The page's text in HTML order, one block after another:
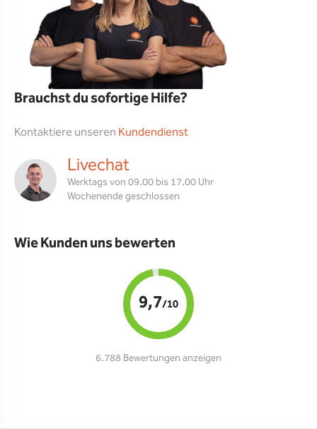
Brauchst du sofortige Hilfe?
Kontaktiere unseren Kundendienst
Livechat
Werktags von 09.00 bis 17.00 Uhr
Wochenende geschlossen
Wie Kunden uns bewerten
9,7/10
6.788 Bewertungen anzeigen